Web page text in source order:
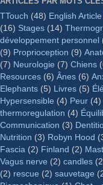
TTouch (48) English Article
(16) Stages (14)
développement personnel
(9) Proprioception (9)
(7) Neurologie (7) Chiens
Resources (6) Ânes (6)
Elephants (5) Livres (5)
Hypersensible (4) Peur (4)
thermoregulation (4)
Communication (3)
Nutrition (3) Robyn Hood
Fascia (2) Finland (2)
Vagus nerve (2) candles
(2) rescue (2) sauvetage